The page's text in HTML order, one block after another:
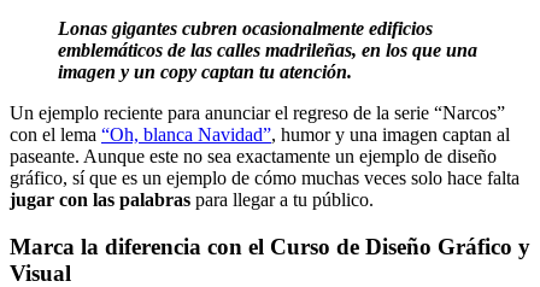
Lonas gigantes cubren ocasionalmente edificios
emblemáticos de las calles madrileñas, en los que una
imagen y un copy captan tu atención.
Un ejemplo reciente para anunciar el regreso de la serie “Narcos”
con el lema “Oh, blanca Navidad”, humor y una imagen captan al
paseante. Aunque este no sea exactamente un ejemplo de diseño
gráfico, sí que es un ejemplo de cómo muchas veces solo hace falta
jugar con las palabras para llegar a tu público.
Marca la diferencia con el Curso de Diseño Gráfico y
Visual